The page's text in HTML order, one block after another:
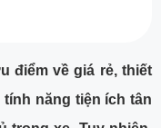
điểm về giá rẻ, thiết
năng tiện ích tân